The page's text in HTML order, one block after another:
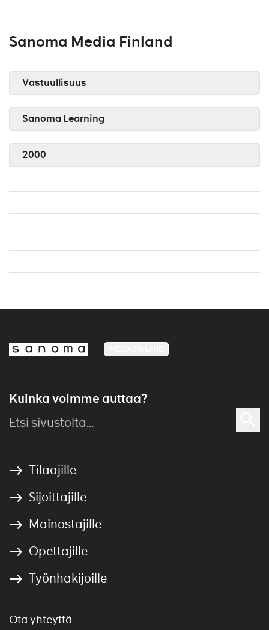
Sanoma Media Finland
Vastuullisuus
Sanoma Learning
2000
Kuinka voimme auttaa?
Tilaajille
Sijoittajille
Mainostajille
Opettajille
Työnhakijoille
Ota yhteyttä